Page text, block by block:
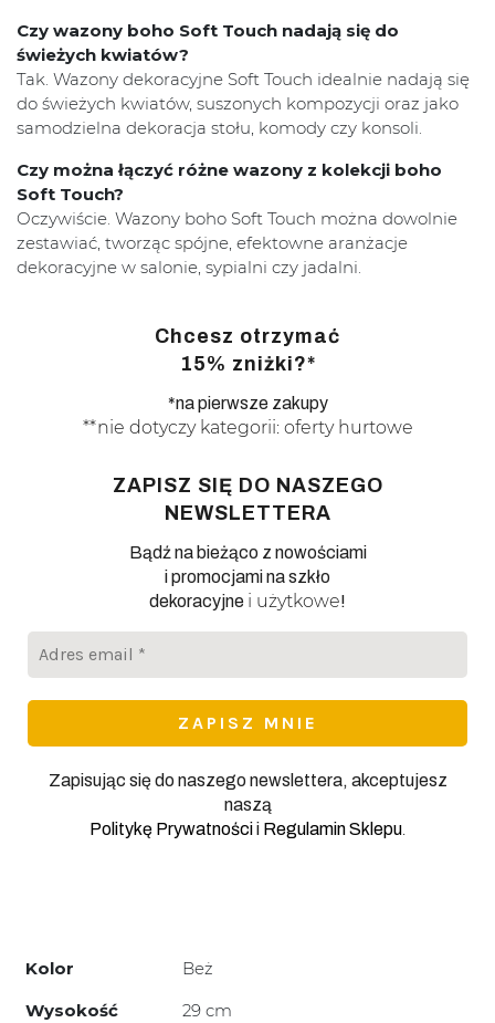
Czy wazony boho Soft Touch nadają się do
świeżych kwiatów?
Tak. Wazony dekoracyjne Soft Touch idealnie nadają się
do świeżych kwiatów, suszonych kompozycji oraz jako
samodzielna dekoracja stołu, komody czy konsoli.
Czy można łączyć różne wazony z kolekcji boho
Soft Touch?
Oczywiście. Wazony boho Soft Touch można dowolnie
zestawiać, tworząc spójne, efektowne aranżacje
dekoracyjne w salonie, sypialni czy jadalni.
Chcesz otrzymać
15% zniżki?*
*na pierwsze zakupy
**nie dotyczy kategorii: oferty hurtowe
ZAPISZ SIĘ DO NASZEGO
NEWSLETTERA
Bądź na bieżąco z nowościami
i promocjami na szkło
dekoracyjne i użytkowe!
Zapisując się do naszego newslettera, akceptujesz
naszą
Politykę Prywatnościi Regulamin Sklepu.
Kolor
Beż
Wysokość
29 cm